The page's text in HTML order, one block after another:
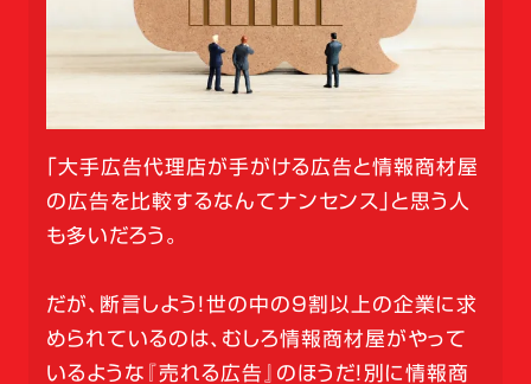
「大手広告代理店が手がける広告と情報商材屋
の広告を比較するなんてナンセンス」と思う人
も多いだろう。
だが、断言しよう！世の中の9割以上の企業に求
められているのは、むしろ情報商材屋がやって
いるような『売れる広告』のほうだ！別に情報商